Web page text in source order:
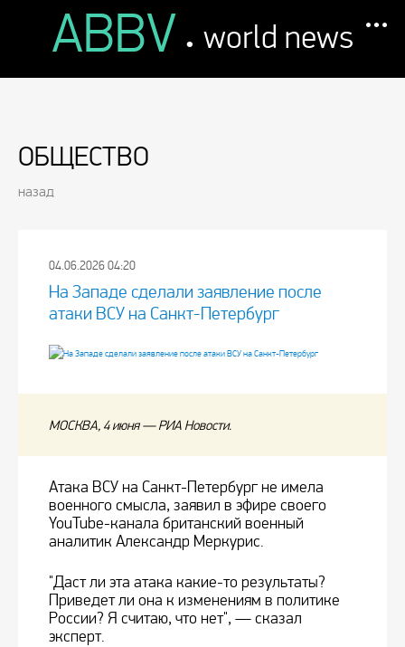
ABBV . world news
ОБЩЕСТВО
назад
04.06.2026 04:20
На Западе сделали заявление после
атаки ВСУ на Санкт-Петербург
МОСКВА, 4 июня — РИА Новости.
Атака ВСУ на Санкт-Петербург не имела
военного смысла, заявил в эфире своего
YouTube-канала британский военный
аналитик Александр Меркурис.
"Даст ли эта атака какие-то результаты?
Приведет ли она к изменениям в политике
России? Я считаю, что нет", — сказал
эксперт.